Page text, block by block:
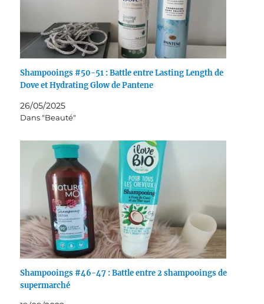
Shampooings #50-51 : Battle entre Lasting Length de
Dove et Hydrating Glow de Pantene
26/05/2025
Dans "Beauté"
Shampooings #46-47 : Battle entre 2 shampooings de
supermarché